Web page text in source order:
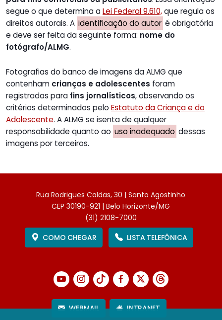
segue o que determina aLei Federal 9.610,que regula os
direitos autorais. A identificação do autor é obrigatória
e deve ser feita da seguinte forma: nome do
fotógrafo/ALMG.
Fotografias do banco de imagens da ALMG que
contenham crianças e adolescentes foram
registradas para fins jornalísticos, observando os
critérios determinados pelo Estatuto da Criança e do
Adolescente. A ALMG se isenta de qualquer
responsabilidade quanto ao uso inadequado dessas
imagens por terceiros.
Rua Rodrigues Caldas, 30 | Santo Agostinho
CEP 30190-921 | Belo Horizonte/MG
(31) 2108-7000
COMO CHEGAR
LISTA TELEFÔNICA
WEBMAIL INTRANET